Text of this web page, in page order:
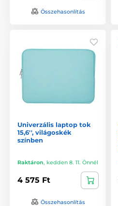
Összehasonlítás
Univerzális laptop tok
15,6'', világoskék
színben
Raktáron, kedden 8. 11. Önnél
4 575 Ft
Összehasonlítás